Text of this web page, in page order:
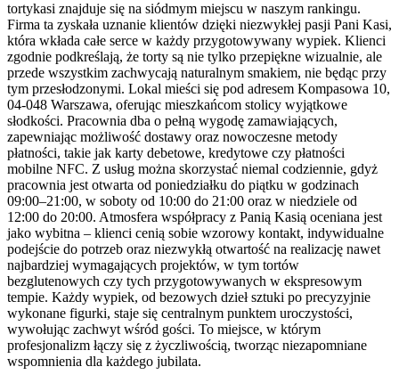
tortykasi znajduje się na siódmym miejscu w naszym rankingu.
Firma ta zyskała uznanie klientów dzięki niezwykłej pasji Pani Kasi,
która wkłada całe serce w każdy przygotowywany wypiek. Klienci
zgodnie podkreślają, że torty są nie tylko przepiękne wizualnie, ale
przede wszystkim zachwycają naturalnym smakiem, nie będąc przy
tym przesłodzonymi. Lokal mieści się pod adresem Kompasowa 10,
04-048 Warszawa, oferując mieszkańcom stolicy wyjątkowe
słodkości. Pracownia dba o pełną wygodę zamawiających,
zapewniając możliwość dostawy oraz nowoczesne metody
płatności, takie jak karty debetowe, kredytowe czy płatności
mobilne NFC. Z usług można skorzystać niemal codziennie, gdyż
pracownia jest otwarta od poniedziałku do piątku w godzinach
09:00–21:00, w soboty od 10:00 do 21:00 oraz w niedziele od
12:00 do 20:00. Atmosfera współpracy z Panią Kasią oceniana jest
jako wybitna – klienci cenią sobie wzorowy kontakt, indywidualne
podejście do potrzeb oraz niezwykłą otwartość na realizację nawet
najbardziej wymagających projektów, w tym tortów
bezglutenowych czy tych przygotowywanych w ekspresowym
tempie. Każdy wypiek, od bezowych dzieł sztuki po precyzyjnie
wykonane figurki, staje się centralnym punktem uroczystości,
wywołując zachwyt wśród gości. To miejsce, w którym
profesjonalizm łączy się z życzliwością, tworząc niezapomniane
wspomnienia dla każdego jubilata.